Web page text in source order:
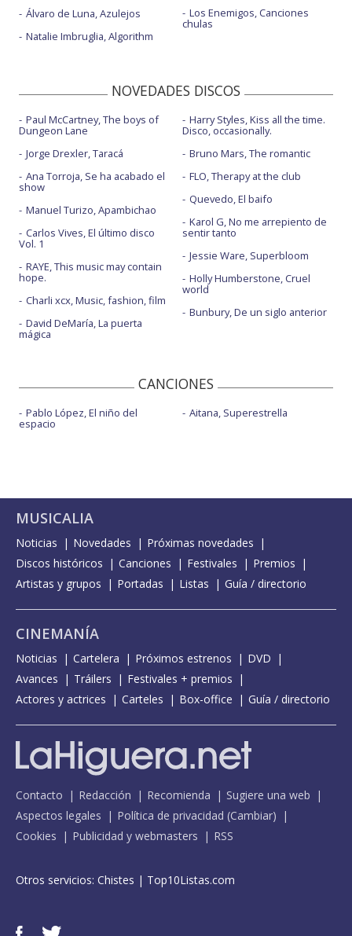
Álvaro de Luna, Azulejos
Natalie Imbruglia, Algorithm
Los Enemigos, Canciones
chulas
NOVEDADES DISCOS
Paul McCartney, The boys of
Dungeon Lane
Jorge Drexler, Taracá
Ana Torroja, Se ha acabado el
show
Manuel Turizo, Apambichao
Carlos Vives, El último disco
Vol. 1
RAYE, This music may contain
hope.
Charli xcx, Music, fashion, film
David DeMaría, La puerta
mágica
Harry Styles, Kiss all the time.
Disco, occasionally.
Bruno Mars, The romantic
FLO, Therapy at the club
Quevedo, El baifo
Karol G, No me arrepiento de
sentir tanto
Jessie Ware, Superbloom
Holly Humberstone, Cruel
world
Bunbury, De un siglo anterior
CANCIONES
Pablo López, El niño del
espacio
Aitana, Superestrella
MUSICALIA
Noticias Novedades
Próximas novedades
Discos históricos
Canciones Festivales
Premios
Artistas y grupos
Portadas Listas Guía / directorio
CINEMANÍA
Noticias Cartelera Próximos estrenos
DVD
Avances
Tráilers
Festivales + premios
Actores y actrices
Carteles Box-office Guía / directorio
Contacto Redacción Recomienda
Sugiere una web
Aspectos legales
Política de privacidad (Cambiar)
Cookies
Publicidad y webmasters RSS
Otros servicios: Chistes | Top10Listas.com